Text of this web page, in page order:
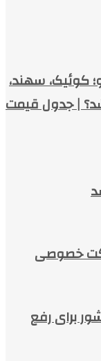
کوئیک، سهند،
| جدول قیمت
برای رفع